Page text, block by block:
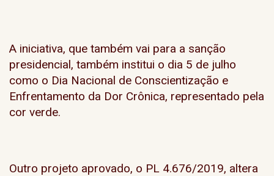
A iniciativa, que também vai para a sanção
presidencial, também institui o dia 5 de julho
como o Dia Nacional de Conscientização e
Enfrentamento da Dor Crônica, representado pela
cor verde.
Outro projeto aprovado, o PL 4.676/2019, altera